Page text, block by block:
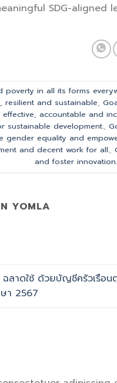
SDG-aligned
poverty in all its forms
resilient and sustainable,
accountable and
sustainable development.,
gender equality and
and decent work for all.,
and foster innovation.
YOMLA
ลาดใช้ ด้วยบัญชีครัวเรือ
า 2567